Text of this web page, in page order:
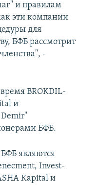
и правилам
эти компании
для
БФБ рассмотрит
-
BROKDIL-
и
БФБ.
являются
Invest-
Kapital и